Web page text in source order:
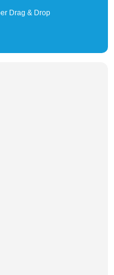
Drag & Drop